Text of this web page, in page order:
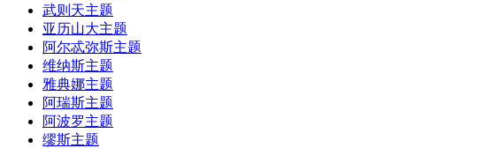
武则天主题
亚历山大主题
阿尔忒弥斯主题
维纳斯主题
雅典娜主题
阿瑞斯主题
阿波罗主题
缪斯主题